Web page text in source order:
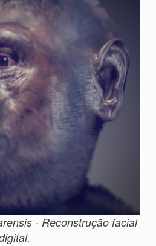
- Reconstrução facial